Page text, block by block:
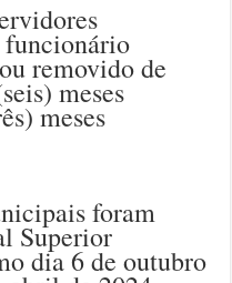
removido de
meses
meses
foram
Superior
dia 6 de outubro